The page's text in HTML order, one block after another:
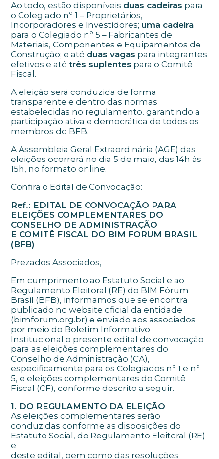
Ao todo, estão disponíveis duas cadeiras para
o Colegiado nº 1 – Proprietários,
Incorporadores e Investidores; uma cadeira
para o Colegiado nº 5 – Fabricantes de
Materiais, Componentes e Equipamentos de
Construção; e até duas vagas para integrantes
efetivos e atétrês suplentes para o Comitê
Fiscal.
A eleição será conduzida de forma
transparente e dentro das normas
estabelecidas no regulamento, garantindo a
participação ativa e democrática de todos os
membros do BFB.
A Assembleia Geral Extraordinária (AGE) das
eleições ocorrerá no dia 5 de maio, das 14h às
15h, no formato online.
Confira o Edital de Convocação:
Ref.: EDITAL DE CONVOCAÇÃO PARA
ELEIÇÕES COMPLEMENTARES DO
CONSELHO DE ADMINISTRAÇÃO
E COMITÊ FISCAL DO BIM FORUM BRASIL
(BFB)
Prezados Associados,
Em cumprimento ao Estatuto Social e ao
Regulamento Eleitoral (RE) do BIM Fórum
Brasil (BFB), informamos que se encontra
publicado no website oficial da entidade
(bimforum.org.br) e enviado aos associados
por meio do Boletim Informativo
Institucional o presente edital de convocação
para as eleições complementares do
Conselho de Administração (CA),
especificamente para os Colegiados nº 1 e nº
5, e eleições complementares do Comitê
Fiscal (CF), conforme descrito a seguir.
1. DO REGULAMENTO DA ELEIÇÃO
As eleições complementares serão
conduzidas conforme as disposições do
Estatuto Social, do Regulamento Eleitoral (RE)
e
deste edital, bem como das resoluções